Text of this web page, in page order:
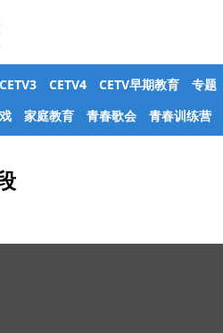
CETV3 CETV4 CETV早期教育 专题
家庭教育 青春歌会 青春训练营